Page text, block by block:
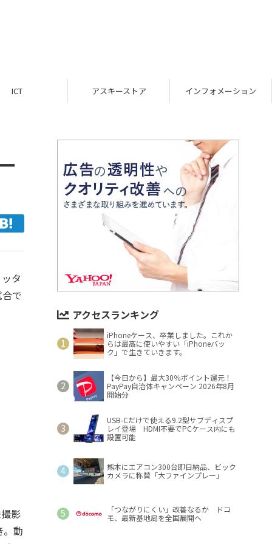
ICT アスキーストア インフォメーション
タ
で
影
。動
アクセスランキング
iPhoneケース、卒業しました。これか
らは最高に使いやすい「iPhoneバッ
ク」で生きていきます。
【今日から】最大30％ポイント還元！
PayPay自治体キャンペーン 2026年8月
開始分
USB-Cだけで使える9.2型サブディスプ
レイ登場 HDMI不要でPCケース内にも
設置可能
熊本にエアコン300台即日納品、ビック
カメラに称賛「大ファインプレー」
「つながりにくい」改善なるか ドコ
モ、最新基地局を全国展開へ